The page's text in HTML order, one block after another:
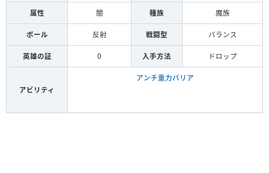
属性 闇 種族 魔族
ボール 反射 戦闘型 バランス
英雄の証 0 入手方法 ドロップ
アビリティ
アンチ重力バリア